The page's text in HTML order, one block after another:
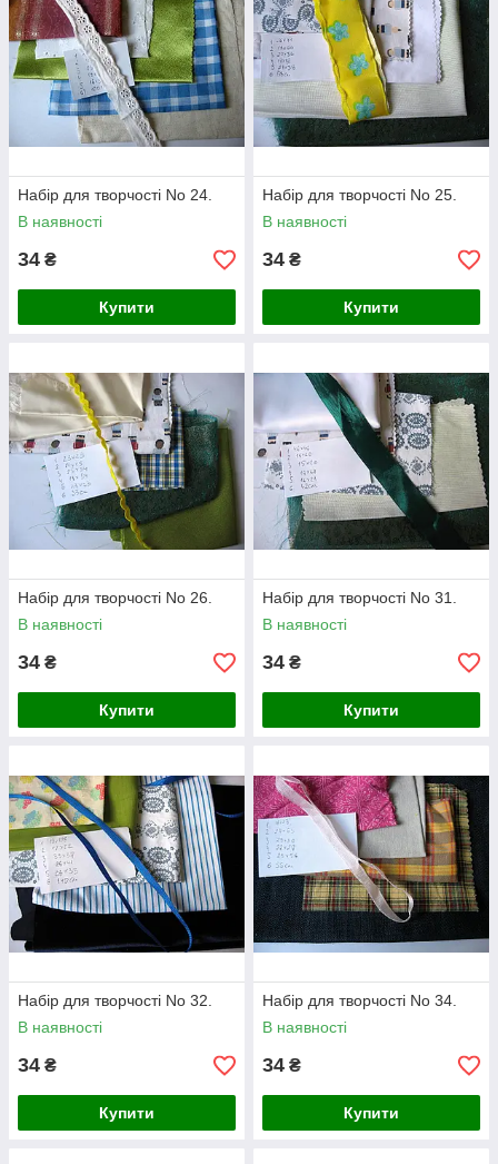
Набір для творчості No 24.
В наявності
34 ₴
Купити
Набір для творчості No 25.
В наявності
34 ₴
Купити
Набір для творчості No 26.
В наявності
34 ₴
Купити
Набір для творчості No 31.
В наявності
34 ₴
Купити
Набір для творчості No 32.
В наявності
34 ₴
Купити
Набір для творчості No 34.
В наявності
34 ₴
Купити